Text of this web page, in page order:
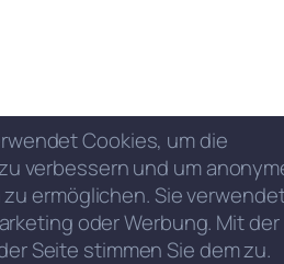
Cookies, um die
verbessern und um
ermöglichen. Sie
oder Werbung. Mit der
Seite stimmen Sie dem zu.